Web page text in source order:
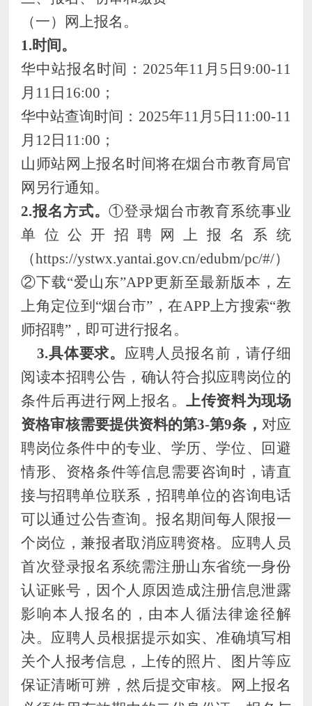
（一）网上报名 。
1.时间 。
华中站报名时间： 2025年11 月 5 日 9:00-11
月 11 日 16:00；
华中站查询时间： 2025年11 月 5 日 1 1 :00-11
月 12 日 11:00；
山师站网
上报名时间将在烟台市教育局官
网 另行通知。
2.报名方式。①登录烟台市教育系统事业
单位公开招聘网上报名系统
（https://ystwx.yantai.gov.cn/edubm/pc/#/）；
②下载“爱山东”APP更新至最新版本，左
上角定位到“烟台市”，在APP上方搜索“教
师招聘”，即可进行报名。
3.具体要求。 应聘人员报名前，请仔细
阅读本招聘公告 ，确认符合拟应聘岗位的
条件后再进行网上报名。上传资料为现场
资格审核需要提供资料的第3-第9条， 对应
聘岗位条件中的专业、学历、学位、回避
情形、资格条件等信息需要咨询时，请直
接与招聘单位联系 ，招聘单位的咨询电话
可以通过公告查询。报名期间每人限报一
个岗位，兼报者取消应聘资格。 应聘人员
首次登录报名系统需注册山东省统一身份
认证账号，因个人原因造成注册信息泄露
影响本人报名的，由本人循法律途径解
决。应聘人员根据提示如实、准确填写相
关个人报考信息，上传的照片、图片等应
保证清晰可辨，然后提交审核。网上报名